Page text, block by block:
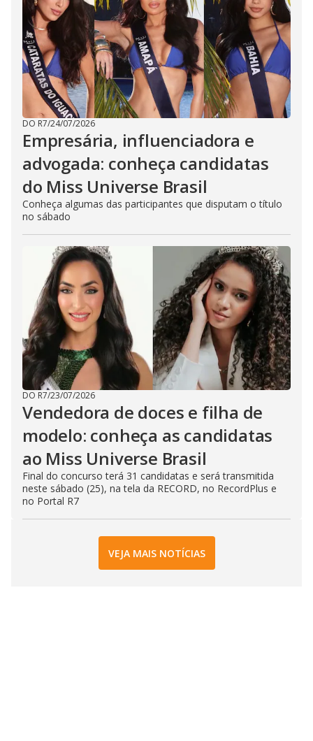
DO R7/24/07/2026
Empresária, influenciadora e
advogada: conheça candidatas
do Miss Universe Brasil
Conheça algumas das participantes que disputam o título
no sábado
DO R7/23/07/2026
Vendedora de doces e filha de
modelo: conheça as candidatas
ao Miss Universe Brasil
Final do concurso terá 31 candidatas e será transmitida
neste sábado (25), na tela da RECORD, no RecordPlus e
no Portal R7
VEJA MAIS NOTÍCIAS